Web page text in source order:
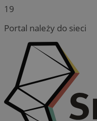
19
Portal należy do sieci